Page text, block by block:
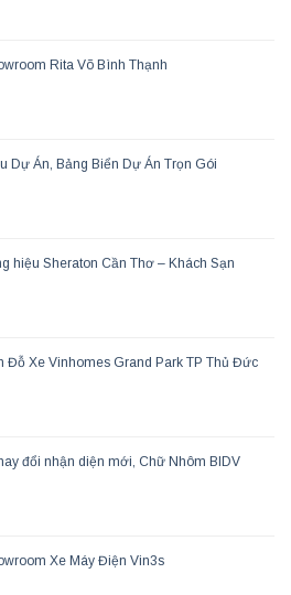
Rita Võ Bình Thạnh
Dự Án, Bảng Biển Dự Án Trọn Gói
hiệu Sheraton Cần Thơ – Khách Sạn
Đỗ Xe Vinhomes Grand Park TP Thủ Đức
đổi nhận diện mới, Chữ Nhôm BIDV
Xe Máy Điện Vin3s